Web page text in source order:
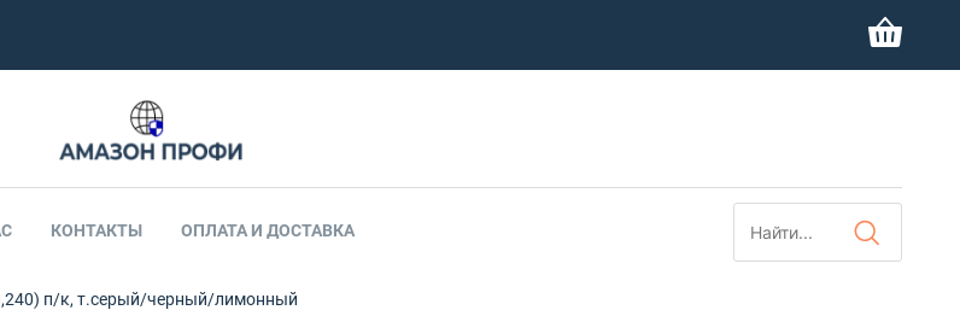
КОНТАКТЫ ОПЛАТА И ДОСТАВКА
п/к, т.серый/черный/лимонный